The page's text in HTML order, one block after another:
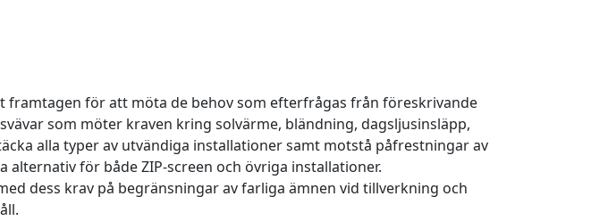
framtagen för att möta de behov som efterfrågas från föreskrivande
som möter kraven kring solvärme, bländning, dagsljusinsläpp,
alla typer av utvändiga installationer samt motstå påfrestningar av
alternativ för både ZIP-screen och övriga installationer.
dess krav på begränsningar av farliga ämnen vid tillverkning och